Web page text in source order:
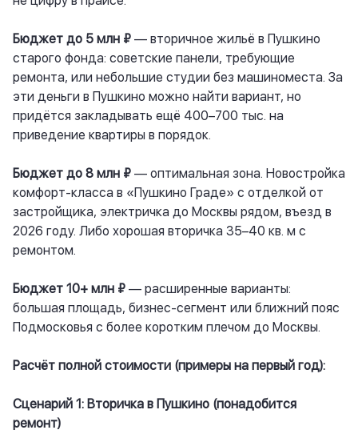
Бюджет до 5 млн ₽ — вторичное жильё в Пушкино
старого фонда: советские панели, требующие
ремонта, или небольшие студии без машиноместа. За
эти деньги в Пушкино можно найти вариант, но
придётся закладывать ещё 400–700 тыс. на
приведение квартиры в порядок.
Бюджет до 8 млн ₽ — оптимальная зона. Новостройка
комфорт-класса в «Пушкино Граде» с отделкой от
застройщика, электричка до Москвы рядом, въезд в
2026 году. Либо хорошая вторичка 35–40 кв. м с
ремонтом.
Бюджет 10+ млн ₽ — расширенные варианты:
большая площадь, бизнес-сегмент или ближний пояс
Подмосковья с более коротким плечом до Москвы.
Расчёт полной стоимости (примеры на первый год):
Сценарий 1: Вторичка в Пушкино (понадобится
ремонт)